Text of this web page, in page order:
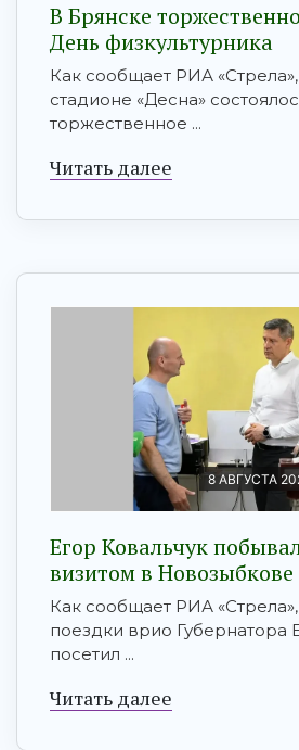
В Брянске
День физкультурника
Как сообщает РИА
стадионе «Десна»
торжественное ...
Читать далее
8 АВГУСТА
Егор Ковальчук
визитом в Новозыбкове
Как сообщает РИА
поездки врио Губернатора
посетил ...
Читать далее